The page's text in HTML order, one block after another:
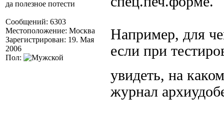
да полезное потести
Сообщений: 6303
Местоположение: Москва
Зарегистрирован: 19. Мая
2006
Пол:
Например, для
если при
увидеть, на
журнал